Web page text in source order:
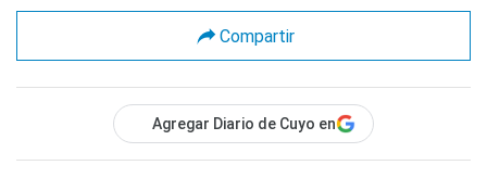
Compartir
Agregar Diario de Cuyo en